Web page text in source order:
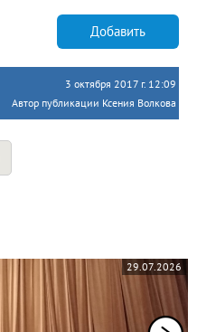
Добавить
3 октября 2017 г. 12:09
Автор публикации Ксения Волкова
29.07.2026